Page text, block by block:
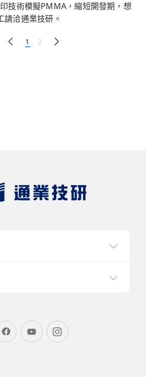
技術模擬PMMA，縮短開發期，想
洽通業技研。
1 2